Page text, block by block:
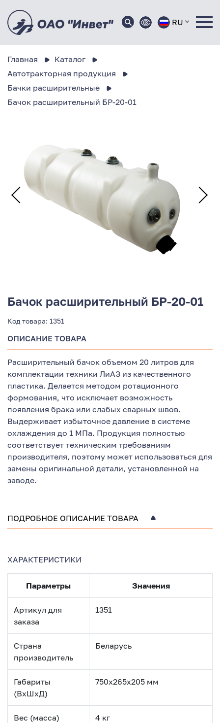
RU
Главная
Каталог
Автотракторная продукция
Бачки расширительные
Бачок расширительный БР-20-01
Бачок расширительный БР-20-01
Код товара: 1351
ОПИСАНИЕ ТОВАРА
Расширительный бачок объемом 20 литров для
комплектации техники ЛиАЗ из качественного
пластика. Делается методом ротационного
формования, что исключает возможность
появления брака или слабых сварных швов.
Выдерживает избыточное давление в системе
охлаждения до 1 МПа. Продукция полностью
соответствует техническим требованиям
производителя, поэтому может использоваться для
замены оригинальной детали, установленной на
заводе.
ПОДРОБНОЕ ОПИСАНИЕ ТОВАРА
ХАРАКТЕРИСТИКИ
Параметры Значения
Артикул для
заказа
1351
Страна
производитель
Беларусь
Габариты
(ВхШхД)
750х265х205 мм
Вес (масса) 4 кг